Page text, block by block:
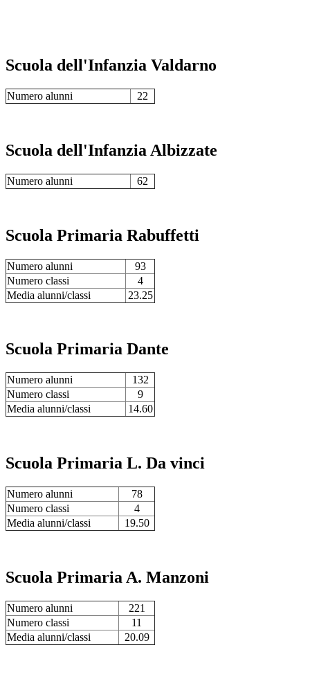
Scuola dell'Infanzia Valdarno
Numero alunni 22
Scuola dell'Infanzia Albizzate
Numero alunni 62
Scuola Primaria Rabuffetti
Numero alunni
93
Numero classi
4
Media alunni/classi
23.25
Scuola Primaria Dante
Numero alunni
132
Numero classi
9
Media alunni/classi
14.60
Scuola Primaria L. Da vinci
Numero alunni
78
Numero classi
4
Media alunni/classi
19.50
Scuola Primaria A. Manzoni
Numero alunni
221
Numero classi
11
Media alunni/classi
20.09